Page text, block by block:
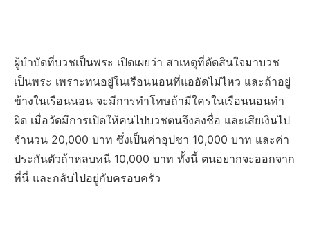
ผู้บำบัดที่บวชเป็นพระ เปิดเผยว่า สาเหตุที่ตัดสินใจมาบวช
เป็นพระ เพราะทนอยู่ในเรือนนอนที่แออัดไม่ไหว และถ้าอยู่
ข้างในเรือนนอน จะมีการทำโทษถ้ามีใครในเรือนนอนทำ
ผิด เมื่อวัดมีการเปิดให้คนไปบวชตนจึงลงชื่อ และเสียเงินไป
จำนวน 20,000 บาท ซึ่งเป็นค่าอุปชา 10,000 บาท และค่า
ประกันตัวถ้าหลบหนี 10,000 บาท ทั้งนี้ ตนอยากจะออกจาก
ที่นี่ และกลับไปอยู่กับครอบครัว